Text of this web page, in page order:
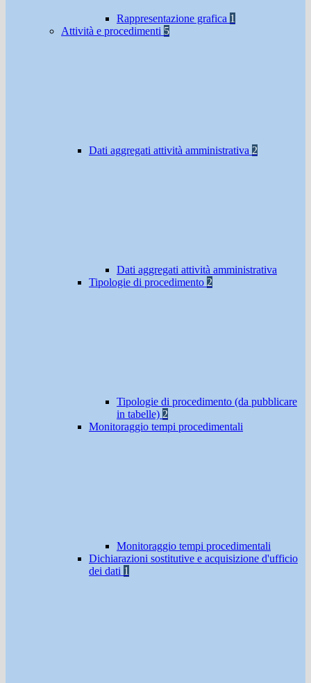
Rappresentazione grafica 1
Attività e procedimenti 5
Dati aggregati attività amministrativa 2
Dati aggregati attività amministrativa
Tipologie di procedimento 2
Tipologie di procedimento (da pubblicare
in tabelle) 2
Monitoraggio tempi procedimentali
Monitoraggio tempi procedimentali
Dichiarazioni sostitutive e acquisizione d'ufficio
dei dati 1